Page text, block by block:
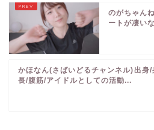
のがちゃん
ートが凄い
かほなん(さばいどるチャンネル)出身/
長/腹筋/アイドルとしての活動...